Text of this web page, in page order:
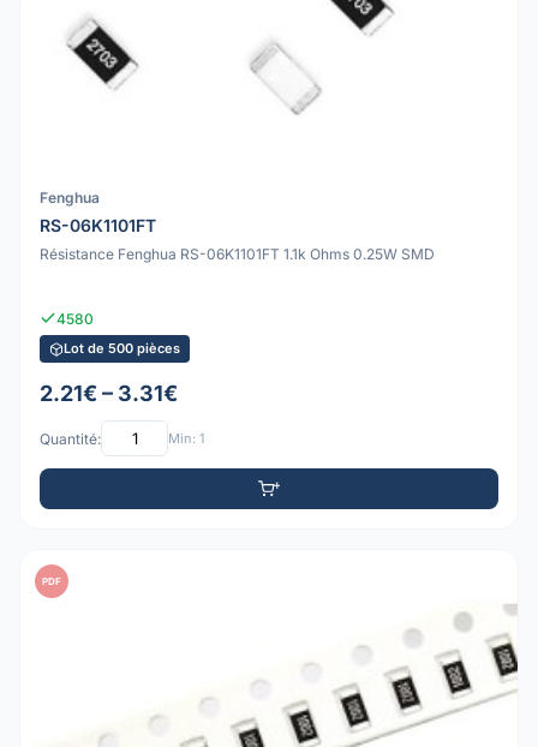
Fenghua
RS-06K1101FT
Résistance Fenghua RS-06K1101FT 1.1k Ohms 0.25W SMD
4580
Lot de 500 pièces
2.21€ – 3.31€
Quantité: Min: 1
PDF